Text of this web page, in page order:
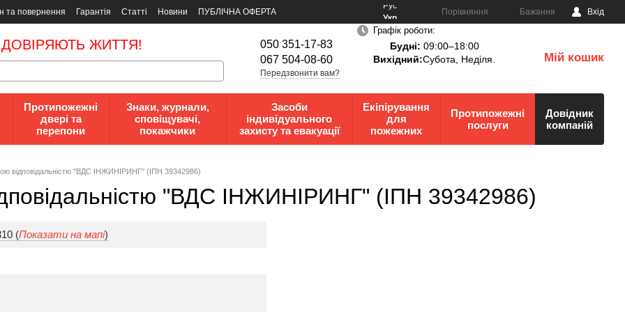
та повернення Гарантія Статті Новини
ПУБЛІЧНА ОФЕРТА
Рус
Укр
Порівняння Бажання Вхід
ЖИТТЯ!
050 351-17-83
067 504-08-60
Передзвонити вам?
Графік роботи:
Будні: 09:00–18:00
Вихідний:Субота, Неділя. Мій кошик
Протипожежні
двері та
перепони
Знаки, журнали,
сповіщувачі,
покажчики
Засоби
індивідуального
захисту та евакуації
Екіпірування
для
пожежних
Протипожежні
послуги
Довідник
компаній
вiдпoвiдaльнicтю "ВДС ІНЖИНІРИНГ" (ІПН 39342986)
"ВДС ІНЖИНІРИНГ" (ІПН 39342986)
(Показати на мапі)